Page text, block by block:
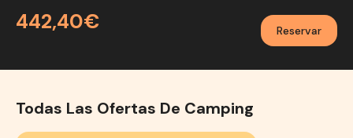
442,40€ Reservar
Todas Las Ofertas De Camping